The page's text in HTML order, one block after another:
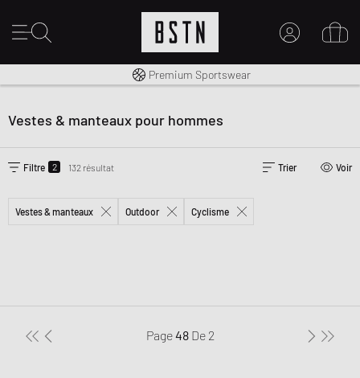
CRÉER UN COMPTE
Livraison gratuite dès 100€
Premium Sportswear
Vestes & manteaux pour hommes
Filtre 2 132 résultat Trier Voir
Vestes & manteaux Outdoor Cyclisme
Page48 De 2